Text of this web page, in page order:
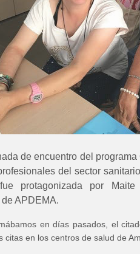
de encuentro del
del sector
fue protagonizada por
APDEMA.
en días pasados, el
citas en los centros de salud de